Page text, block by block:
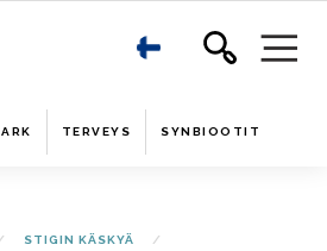
TERVEYS SYNBIOOTIT
STIGIN KÄSKYÄ